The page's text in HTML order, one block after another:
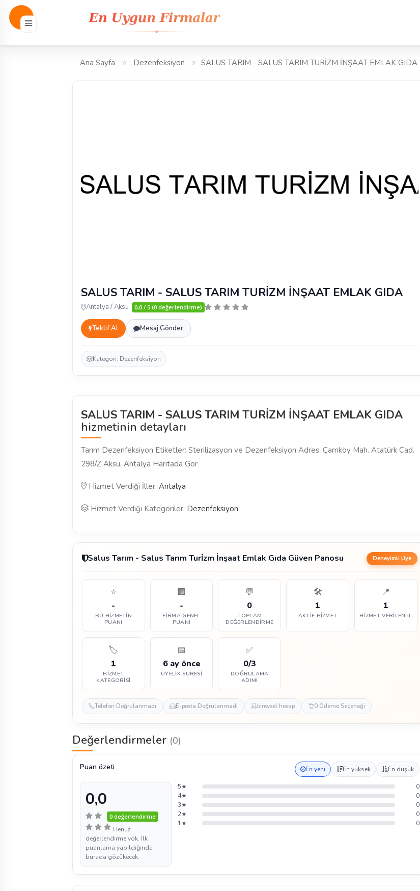
Ana Sayfa Dezenfeksiyon SALUS TARIM - SALUS TARIM TURİZM İNŞAAT EMLAK GIDA
SALUS TARIM - SALUS TARIM TURİZM İNŞAAT EMLAK GIDA
Antalya / Aksu 0,0 / 5 (0 değerlendirme)
Teklif Al Mesaj Gönder
Kategori: Dezenfeksiyon
SALUS TARIM - SALUS TARIM TURİZM İNŞAAT EMLAK GIDA
hizmetinin detayları
Tarım Dezenfeksiyon Etiketler: Sterilizasyon ve Dezenfeksiyon Adres: Çamköy Mah. Atatürk Cad.
298/Z Aksu, Antalya Haritada Gör
Hizmet Verdiği İller: Antalya
Hizmet Verdiği Kategoriler: Dezenfeksiyon
Salus Tarım - Salus Tarım Turi̇zm İnşaat Emlak Gıda Güven Panosu Deneyimli Üye
⭐
-
BU HIZMETIN
PUANI
🏢
-
FIRMA GENEL
PUANI
💬
0
TOPLAM
DEĞERLENDIRME
🛠️
1
AKTIF HIZMET
📍
1
HIZMET VERILEN İL
🏷️
1
HIZMET
KATEGORISI
📅
6 ay önce
ÜYELIK SÜRESI
✅
0/3
DOĞRULAMA
ADIMI
Telefon Doğrulanmadı E-posta Doğrulanmadı bireysel hesap 0 Ödeme Seçeneği
Değerlendirmeler (0)
Puan özeti En yeni En yüksek En düşük
0,0
0 değerlendirme
Henüz
değerlendirme yok. İlk
puanlama yapıldığında
burada gözükecek.
5★
0
4★
0
3★
0
2★
0
1★
0